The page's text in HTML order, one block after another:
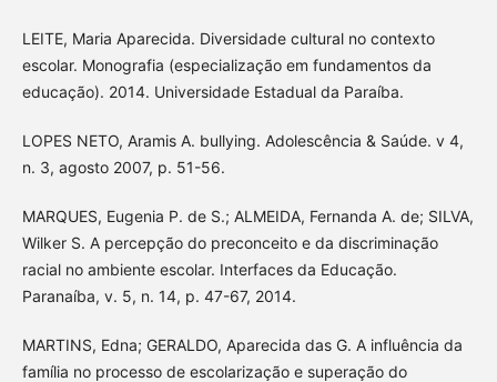
LEITE, Maria Aparecida. Diversidade cultural no contexto
escolar. Monografia (especialização em fundamentos da
educação). 2014. Universidade Estadual da Paraíba.
LOPES NETO, Aramis A. bullying. Adolescência & Saúde. v 4,
n. 3, agosto 2007, p. 51-56.
MARQUES, Eugenia P. de S.; ALMEIDA, Fernanda A. de; SILVA,
Wilker S. A percepção do preconceito e da discriminação
racial no ambiente escolar. Interfaces da Educação.
Paranaíba, v. 5, n. 14, p. 47-67, 2014.
MARTINS, Edna; GERALDO, Aparecida das G. A influência da
família no processo de escolarização e superação do